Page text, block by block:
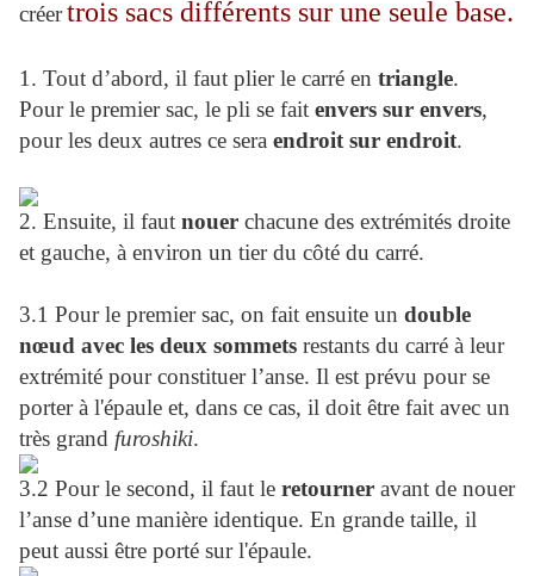
créertrois sacs différents sur une seule base.
1. Tout d’abord, il faut plier le carré en triangle.
Pour le premier sac, le pli se fait envers sur envers,
pour les deux autres ce sera endroit sur endroit.
2. Ensuite, il faut nouer chacune des extrémités droite
et gauche, à environ un tier du côté du carré.
3.1 Pour le premier sac, on fait ensuite un double
nœud avec les deux sommets restants du carré à leur
extrémité pour constituer l’anse. Il est prévu pour se
porter à l'épaule et, dans ce cas, il doit être fait avec un
très grand furoshiki.
3.2 Pour le second, il faut le retourner avant de nouer
l’anse d’une manière identique. En grande taille, il
peut aussi être porté sur l'épaule.